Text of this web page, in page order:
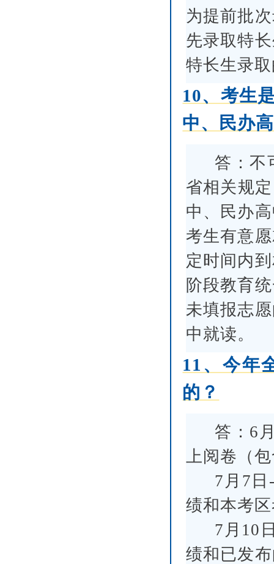
为提前批
先录取特
特长生录
10、考生
中、民办
答：不
省相关规
中、民办
考生有意
定时间内
阶段教育
未填报志
中就读。
11、今年
的？
答：6
上阅卷（
7月7
绩和本考
7月10
绩和已发